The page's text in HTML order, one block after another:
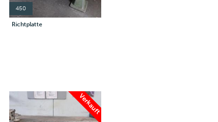
450
Richtplatte
Verkauft